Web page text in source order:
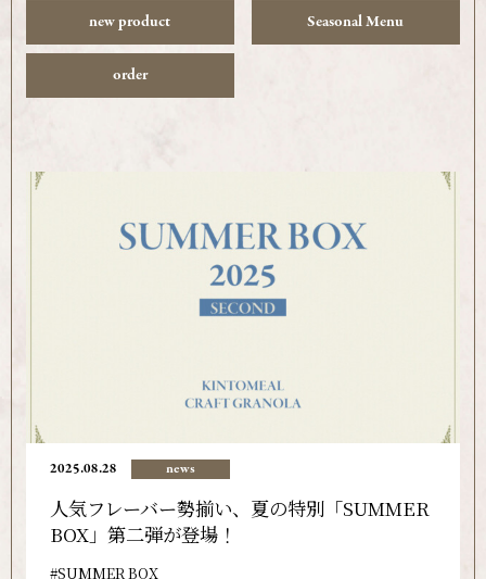
new product Seasonal Menu
order
2025.08.28 news
人気フレーバー勢揃い、夏の特別「SUMMER
BOX」第二弾が登場！
SUMMER BOX